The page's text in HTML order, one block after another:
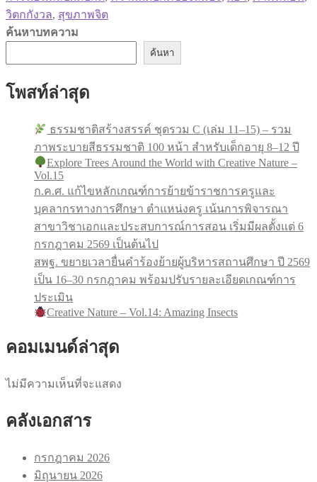
วิตกกังวล, สุขภาพจิต
ค้นหาบทความ
ค้นหา
โพสท์ล่าสุด
ธรรมชาติสร้างสรรค์ ชุดรวม C (เล่ม 11–15) – รวม
ภาพระบายสีธรรมชาติ 100 หน้า สำหรับเด็กอายุ 8–12 ปี
Explore Trees Around the World with Creative Nature –
Vol.15
ก.ค.ศ. แก้ไขหลักเกณฑ์การย้ายข้าราชการครูและ
บุคลากรทางการศึกษา ตำแหน่งครู เน้นการพิจารณา
สาขาวิชาเอกและประสบการณ์การสอน เริ่มมีผลตั้งแต่ 6
กรกฎาคม 2569 เป็นต้นไป
สพฐ. ขยายเวลายื่นคำร้องย้ายผู้บริหารสถานศึกษา ปี 2569
เป็น 16–30 กรกฎาคม พร้อมปรับรายละเอียดเกณฑ์การ
ประเมิน
Creative Nature – Vol.14: Amazing Insects
คอมเมนด์ล่าสุด
ไม่มีความเห็นที่จะแสดง
คลังเอกสาร
กรกฎาคม 2026
มิถุนายน 2026